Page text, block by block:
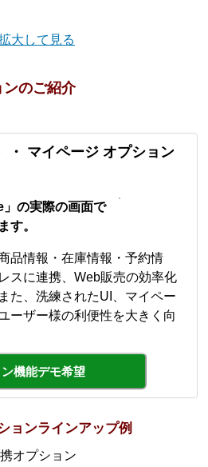
大して見る
ンのご紹介
・ マイページ オプション
の実際の画面で
す。
品情報・在庫情報・予約情
スに連携、Web販売の効率化
た、洗練されたUI、マイペー
ーザー様の利便性を大きく向
機能デモ希望
ョンラインアップ例
オプション